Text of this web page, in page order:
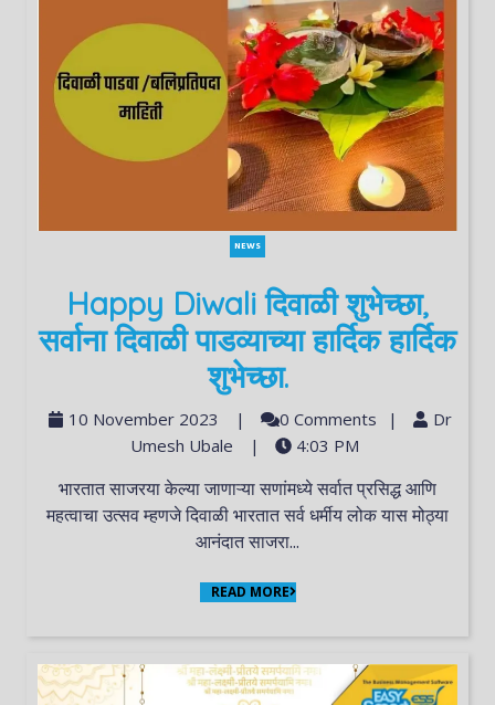
NEWS
Happy Diwali दिवाळी शुभेच्छा,
सर्वाना दिवाळी पाडव्याच्या हार्दिक हार्दिक
शुभेच्छा.
10 November 2023 | 0 Comments |
Dr
Umesh Ubale
| 4:03 PM
भारतात साजरया केल्या जाणाऱ्या सणांमध्ये सर्वात प्रसिद्ध आणि
महत्वाचा उत्सव म्हणजे दिवाळी भारतात सर्व धर्मीय लोक यास मोठ्या
आनंदात साजरा...
READ MORE